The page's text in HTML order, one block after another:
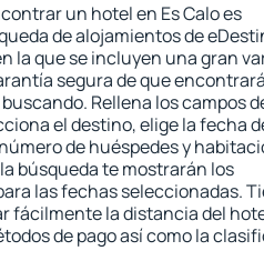
un hotel en Es Calo es
de alojamientos de
la que se incluyen una gran
segura de que
Rellena los campos
el destino, elige la fecha
de huéspedes y
búsqueda te mostrarán los
las fechas seleccionadas.
fácilmente la distancia del
de pago así como la